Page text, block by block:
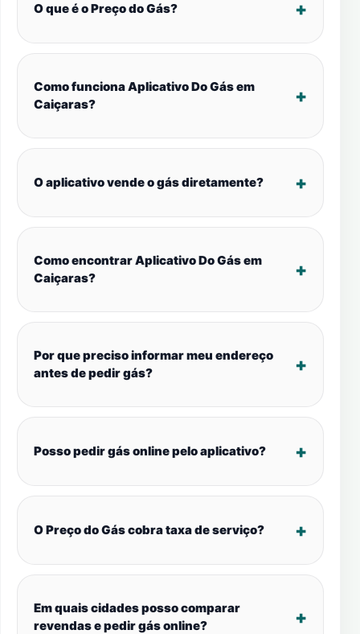
O que é o Preço do Gás?
Como funciona Aplicativo Do Gás em
Caiçaras?
O aplicativo vende o gás diretamente?
Como encontrar Aplicativo Do Gás em
Caiçaras?
Por que preciso informar meu endereço
antes de pedir gás?
Posso pedir gás online pelo aplicativo?
O Preço do Gás cobra taxa de serviço?
Em quais cidades posso comparar
revendas e pedir gás online?